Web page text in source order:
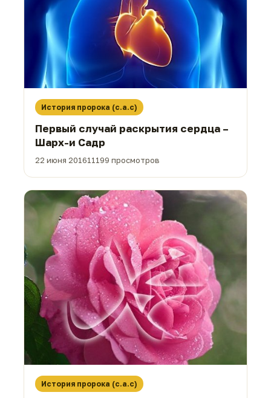
История пророка (с.а.с)
Первый случай раскрытия сердца –
Шарх-и Садр
22 июня 201611199 просмотров
История пророка (с.а.с)